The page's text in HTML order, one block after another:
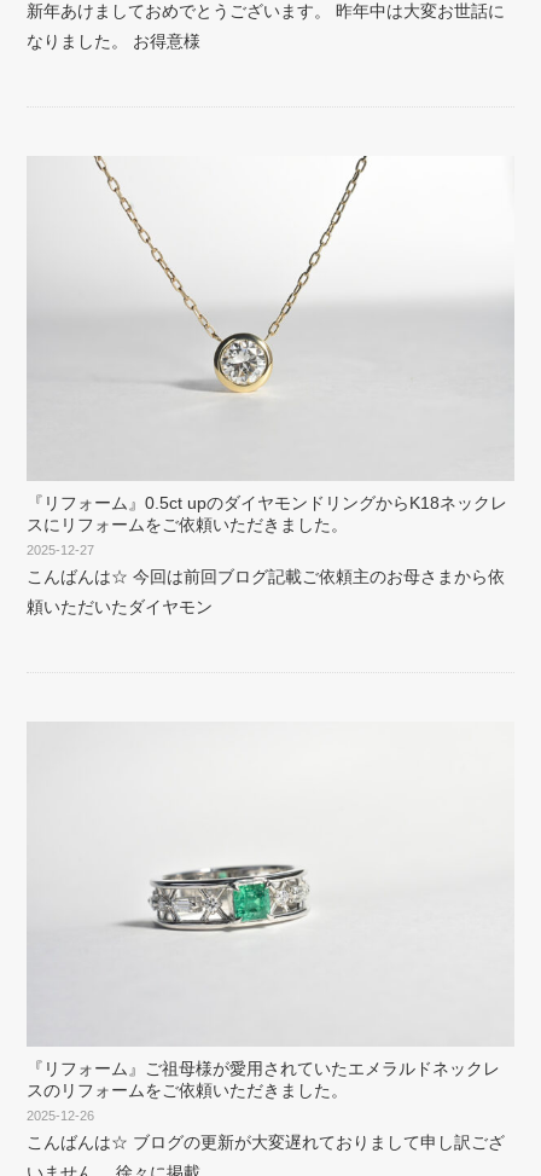
新年あけましておめでとうございます。 昨年中は大変お世話に
なりました。 お得意様
『リフォーム』0.5ct upのダイヤモンドリングからK18ネックレ
スにリフォームをご依頼いただきました。
2025-12-27
こんばんは☆ 今回は前回ブログ記載ご依頼主のお母さまから依
頼いただいたダイヤモン
『リフォーム』ご祖母様が愛用されていたエメラルドネックレ
スのリフォームをご依頼いただきました。
2025-12-26
こんばんは☆ ブログの更新が大変遅れておりまして申し訳ござ
いません。 徐々に掲載